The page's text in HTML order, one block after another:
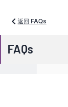
返回 FAQs
FAQs